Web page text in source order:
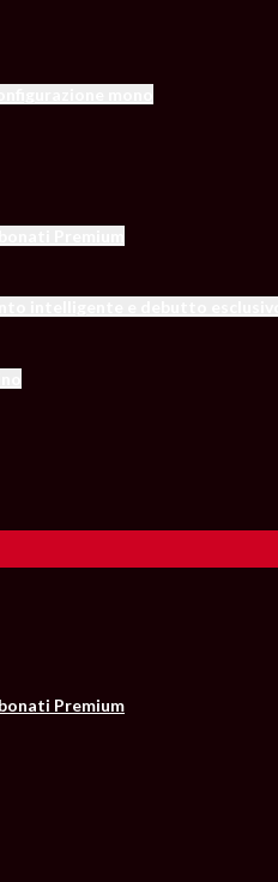
Premium